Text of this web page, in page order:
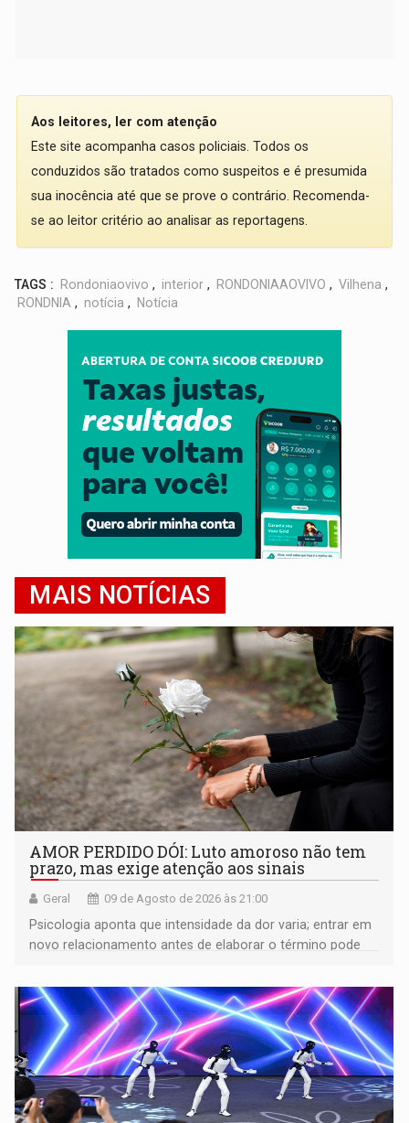
Aos leitores, ler com atenção
Este site acompanha casos policiais. Todos os
conduzidos são tratados como suspeitos e é presumida
sua inocência até que se prove o contrário. Recomenda-
se ao leitor critério ao analisar as reportagens.
TAGS : Rondoniaovivo , interior , RONDONIAAOVIVO , Vilhena ,
RONDNIA , notícia , Notícia
MAIS NOTÍCIAS
AMOR PERDIDO DÓI: Luto amoroso não tem
prazo, mas exige atenção aos sinais
Geral 09 de Agosto de 2026 às 21:00
Psicologia aponta que intensidade da dor varia; entrar em
novo relacionamento antes de elaborar o término pode